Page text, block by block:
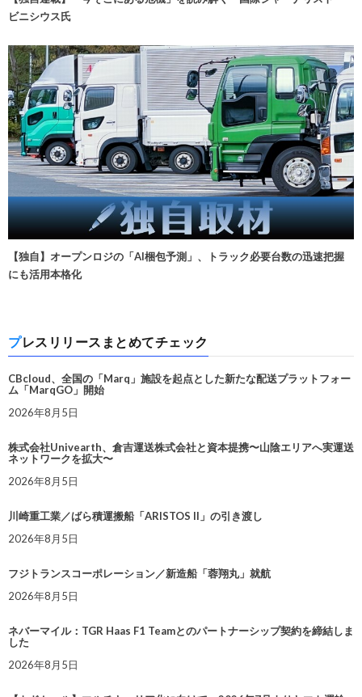
ビニシウス氏
【独自】オープンロジの「AI梱包予測」、トラック必要台数の迅速把握
にも活用本格化
プレスリリースまとめてチェック
CBcloud、全国の「Marq」施設を起点とした新たな配送プラットフォー
ム「MarqGO」開始
2026年8月5日
株式会社Univearth、倉吉運送株式会社と資本提携〜山陰エリアへ実運送
ネットワークを拡大〜
2026年8月5日
川崎重工業／ばら積運搬船「ARISTOS II」の引き渡し
2026年8月5日
フジトランスコーポレーション／新造船「蓉翔丸」就航
2026年8月5日
ネバーマイル：TGR Haas F1 Teamとのパートナーシップ契約を締結しま
した
2026年8月5日